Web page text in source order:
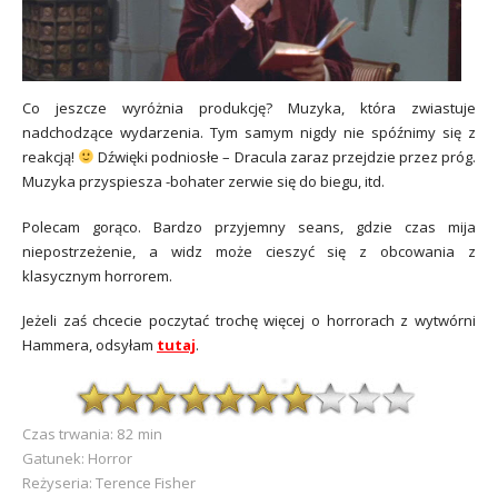
Co jeszcze wyróżnia produkcję? Muzyka, która zwiastuje
nadchodzące wydarzenia. Tym samym nigdy nie spóźnimy się z
reakcją!
Dźwięki podniosłe – Dracula zaraz przejdzie przez próg.
Muzyka przyspiesza -bohater zerwie się do biegu, itd.
Polecam gorąco. Bardzo przyjemny seans, gdzie czas mija
niepostrzeżenie, a widz może cieszyć się z obcowania z
klasycznym horrorem.
Jeżeli zaś chcecie poczytać trochę więcej o horrorach z wytwórni
Hammera, odsyłam tutaj.
Czas trwania: 82 min
Gatunek: Horror
Reżyseria: Terence Fisher